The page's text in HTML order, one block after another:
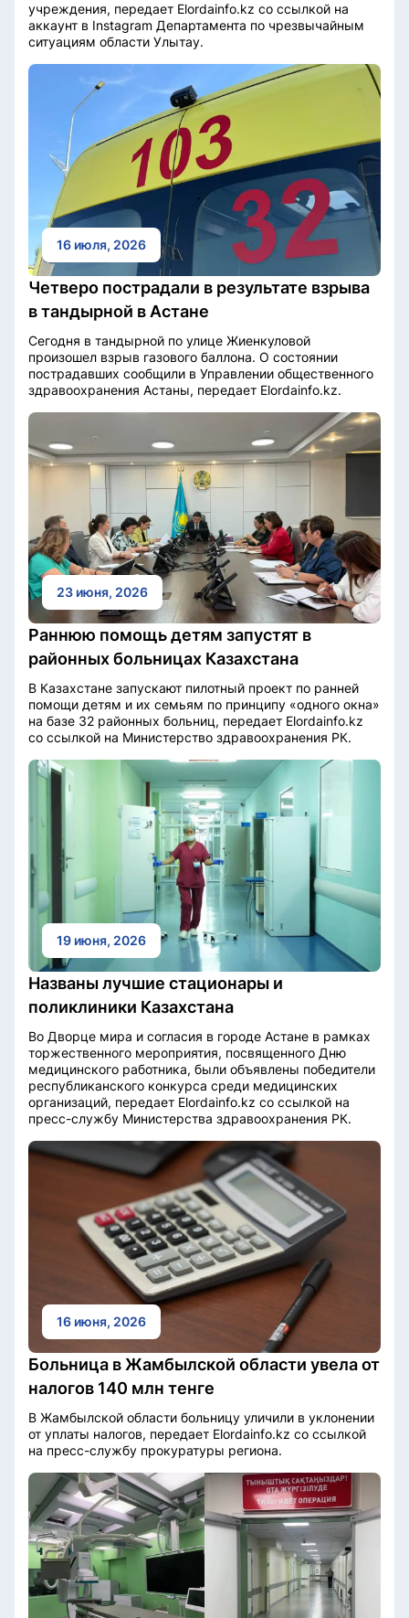
учреждения, передает Elordainfo.kz со ссылкой на
аккаунт в Instagram Департамента по чрезвычайным
ситуациям области Улытау.
16 июля, 2026
Четверо пострадали в результате взрыва
в тандырной в Астане
Сегодня в тандырной по улице Жиенкуловой
произошел взрыв газового баллона. О состоянии
пострадавших сообщили в Управлении общественного
здравоохранения Астаны, передает Elordainfo.kz.
23 июня, 2026
Раннюю помощь детям запустят в
районных больницах Казахстана
В Казахстане запускают пилотный проект по ранней
помощи детям и их семьям по принципу «одного окна»
на базе 32 районных больниц, передает Elordainfo.kz
со ссылкой на Министерство здравоохранения РК.
19 июня, 2026
Названы лучшие стационары и
поликлиники Казахстана
Во Дворце мира и согласия в городе Астане в рамках
торжественного мероприятия, посвященного Дню
медицинского работника, были объявлены победители
республиканского конкурса среди медицинских
организаций, передает Elordainfo.kz со ссылкой на
пресс-службу Министерства здравоохранения РК.
16 июня, 2026
Больница в Жамбылской области увела от
налогов 140 млн тенге
В Жамбылской области больницу уличили в уклонении
от уплаты налогов, передает Elordainfo.kz со ссылкой
на пресс-службу прокуратуры региона.